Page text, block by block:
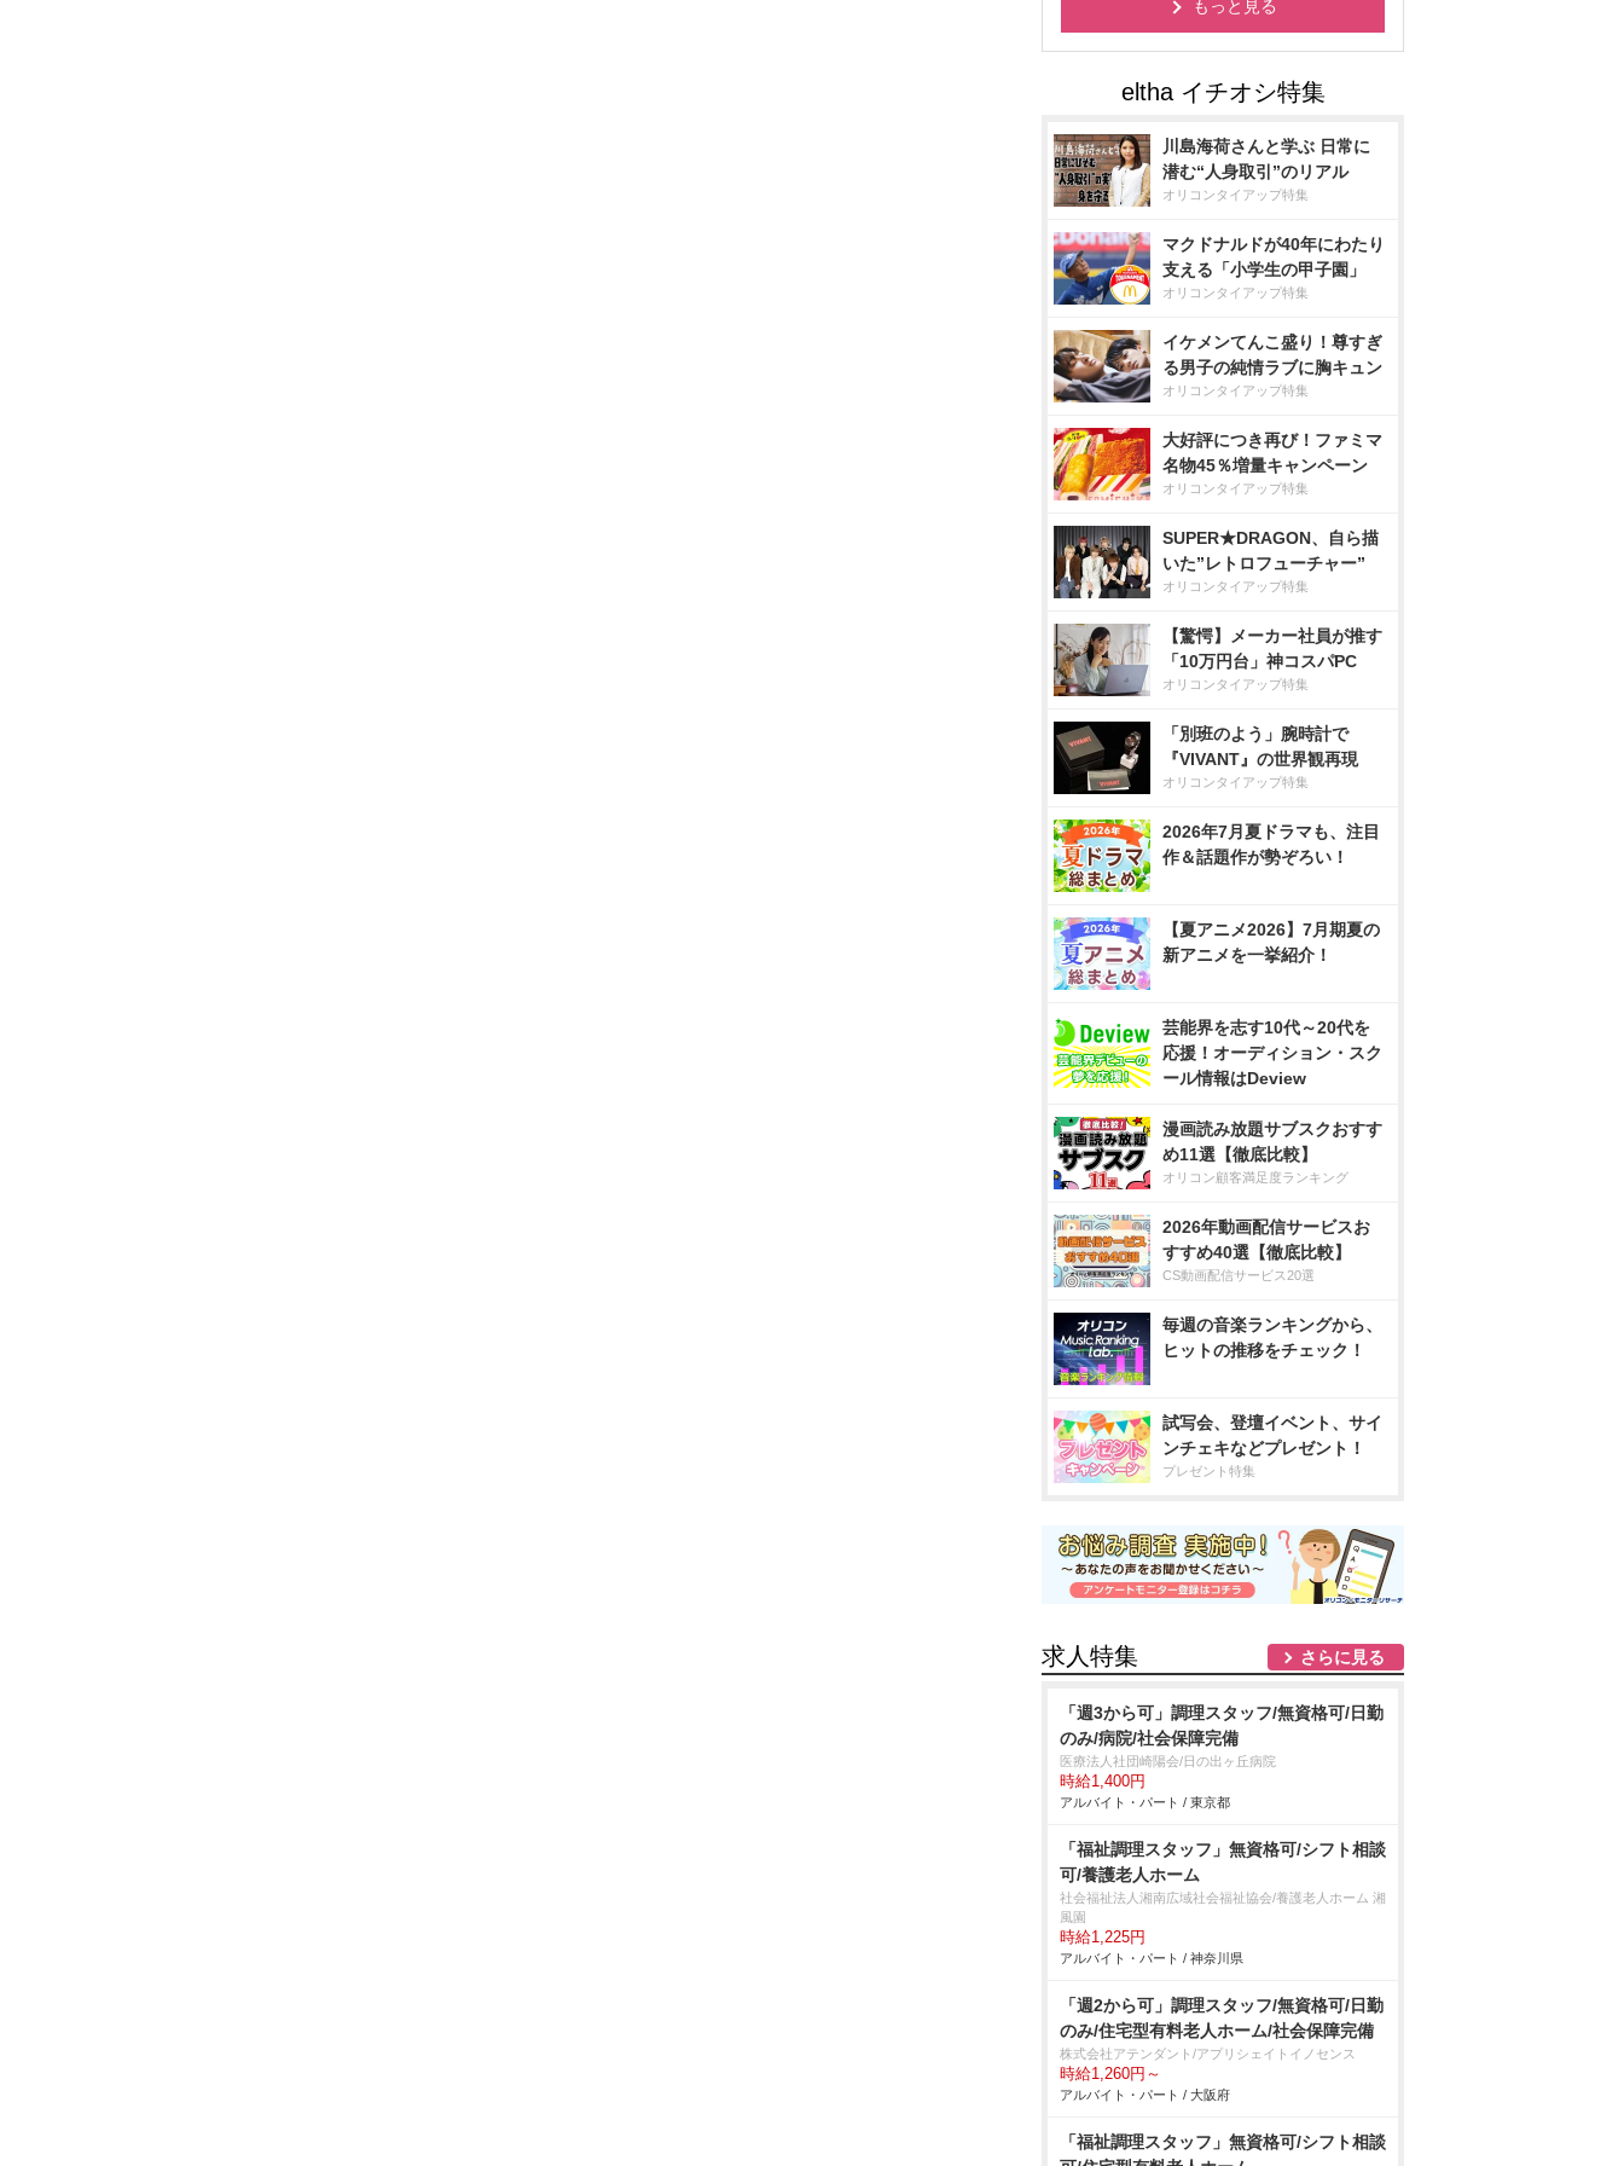
もっと見る
川島海荷さんと学ぶ 日常に
潜む“人身取引”のリアル
オリコンタイアップ特集
マクドナルドが40年にわたり
支える「小学生の甲子園」
オリコンタイアップ特集
イケメンてんこ盛り！尊すぎ
る男子の純情ラブに胸キュン
オリコンタイアップ特集
大好評につき再び！ファミマ
名物45％増量キャンペーン
オリコンタイアップ特集
SUPER★DRAGON、自ら描
いた”レトロフューチャー”
オリコンタイアップ特集
【驚愕】メーカー社員が推す
「10万円台」神コスパPC
オリコンタイアップ特集
「別班のよう」腕時計で
『VIVANT』の世界観再現
オリコンタイアップ特集
2026年7月夏ドラマも、注目
作＆話題作が勢ぞろい！
【夏アニメ2026】7月期夏の
新アニメを一挙紹介！
芸能界を志す10代～20代を
応援！オーディション・スク
ール情報はDeview
漫画読み放題サブスクおすす
め11選【徹底比較】
オリコン顧客満足度ランキング
2026年動画配信サービスお
すすめ40選【徹底比較】
CS動画配信サービス20選
毎週の音楽ランキングから、
ヒットの推移をチェック！
試写会、登壇イベント、サイ
ンチェキなどプレゼント！
プレゼント特集
求人特集 さらに見る
「週3から可」調理スタッフ/無資格可/日勤
のみ/病院/社会保障完備
医療法人社団崎陽会/日の出ヶ丘病院
時給1,400円
アルバイト・パート / 東京都
「福祉調理スタッフ」無資格可/シフト相談
可/養護老人ホーム
社会福祉法人湘南広域社会福祉協会/養護老人ホーム 湘
風園
時給1,225円
アルバイト・パート / 神奈川県
「週2から可」調理スタッフ/無資格可/日勤
のみ/住宅型有料老人ホーム/社会保障完備
株式会社アテンダント/アプリシェイトイノセンス
時給1,260円～
アルバイト・パート / 大阪府
「福祉調理スタッフ」無資格可/シフト相談